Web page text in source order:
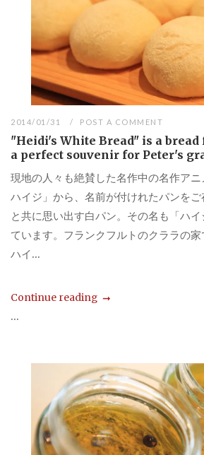
2014/01/31 POST A COMMENT
"Heidi's White Bread" is a
a perfect souvenir for Peter's
現地の人々も絶賛した名作中の名作ア
ハイジ」から、名前が付けれたパンを
と共に思い出す白パン。その名も「ハ
ています。フランクフルトのクララの
ハイ...
Continue reading
...